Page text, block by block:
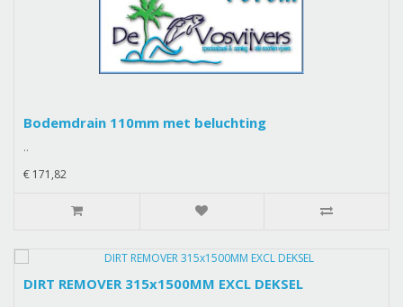
Bodemdrain 110mm met beluchting
..
€ 171,82
DIRT REMOVER 315x1500MM EXCL DEKSEL